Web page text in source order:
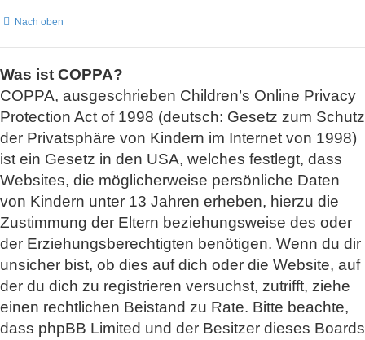
Nach oben
Was ist COPPA?
COPPA, ausgeschrieben Children’s Online Privacy
Protection Act of 1998 (deutsch: Gesetz zum Schutz
der Privatsphäre von Kindern im Internet von 1998)
ist ein Gesetz in den USA, welches festlegt, dass
Websites, die möglicherweise persönliche Daten
von Kindern unter 13 Jahren erheben, hierzu die
Zustimmung der Eltern beziehungsweise des oder
der Erziehungsberechtigten benötigen. Wenn du dir
unsicher bist, ob dies auf dich oder die Website, auf
der du dich zu registrieren versuchst, zutrifft, ziehe
einen rechtlichen Beistand zu Rate. Bitte beachte,
dass phpBB Limited und der Besitzer dieses Boards